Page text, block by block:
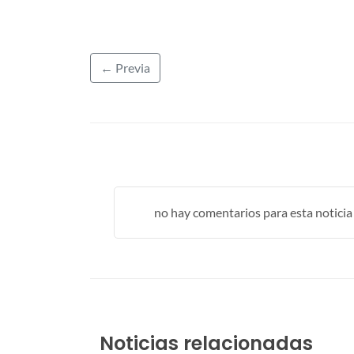
← Previa
no hay comentarios para esta noticia ...
Noticias relacionadas